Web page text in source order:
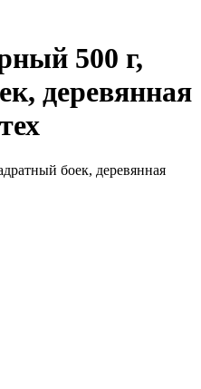
500 г,
деревянная